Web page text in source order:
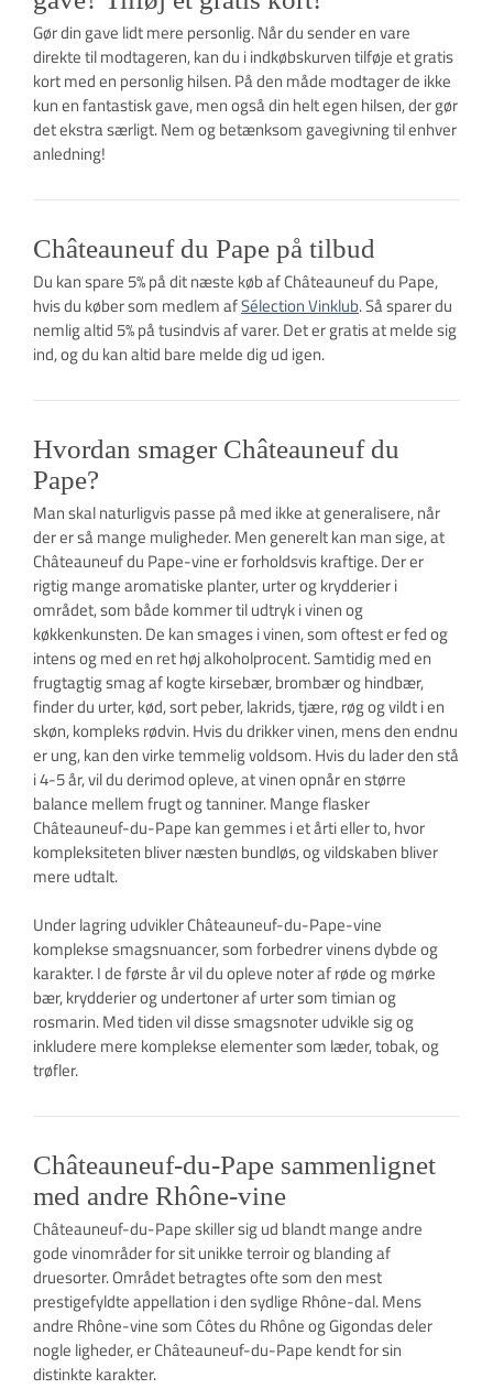
Gør din gave lidt mere personlig. Når du sender en vare
direkte til modtageren, kan du i indkøbskurven tilføje et gratis
kort med en personlig hilsen. På den måde modtager de ikke
kun en fantastisk gave, men også din helt egen hilsen, der gør
det ekstra særligt. Nem og betænksom gavegivning til enhver
anledning!
Châteauneuf du Pape på tilbud
Du kan spare 5% på dit næste køb af Châteauneuf du Pape,
hvis du køber som medlem afSélection Vinklub. Så sparer du
nemlig altid 5% på tusindvis af varer. Det er gratis at melde sig
ind, og du kan altid bare melde dig ud igen.
Hvordan smager Châteauneuf du
Pape?
Man skal naturligvis passe på med ikke at generalisere, når
der er så mange muligheder. Men generelt kan man sige, at
Châteauneuf du Pape-vine er forholdsvis kraftige. Der er
rigtig mange aromatiske planter, urter og krydderier i
området, som både kommer til udtryk i vinen og
køkkenkunsten. De kan smages i vinen, som oftest er fed og
intens og med en ret høj alkoholprocent. Samtidig med en
frugtagtig smag af kogte kirsebær, brombær og hindbær,
finder du urter, kød, sort peber, lakrids, tjære, røg og vildt i en
skøn, kompleks rødvin. Hvis du drikker vinen, mens den endnu
er ung, kan den virke temmelig voldsom. Hvis du lader den stå
i 4-5 år, vil du derimod opleve, at vinen opnår en større
balance mellem frugt og tanniner. Mange flasker
Châteauneuf-du-Pape kan gemmes i et årti eller to, hvor
kompleksiteten bliver næsten bundløs, og vildskaben bliver
mere udtalt.
Under lagring udvikler Châteauneuf-du-Pape-vine
komplekse smagsnuancer, som forbedrer vinens dybde og
karakter. I de første år vil du opleve noter af røde og mørke
bær, krydderier og undertoner af urter som timian og
rosmarin. Med tiden vil disse smagsnoter udvikle sig og
inkludere mere komplekse elementer som læder, tobak, og
trøfler.
Châteauneuf-du-Pape sammenlignet
med andre Rhône-vine
Châteauneuf-du-Pape skiller sig ud blandt mange andre
gode vinområder for sit unikke terroir og blanding af
druesorter. Området betragtes ofte som den mest
prestigefyldte appellation i den sydlige Rhône-dal. Mens
andre Rhône-vine som Côtes du Rhône og Gigondas deler
nogle ligheder, er Châteauneuf-du-Pape kendt for sin
distinkte karakter.